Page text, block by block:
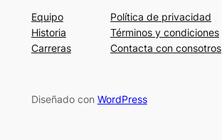
Equipo
Historia
Carreras
Política de privacidad
Términos y condiciones
Contacta con consotros
Diseñado con WordPress